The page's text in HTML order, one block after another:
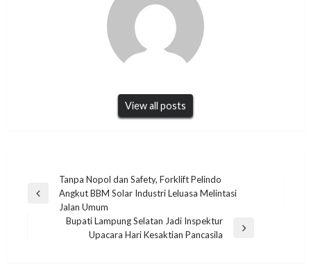
View all posts
Navigasi
pos
Previous
Tanpa Nopol dan Safety, Forklift Pelindo
Angkut BBM Solar Industri Leluasa Melintasi
Jalan Umum
Bupati Lampung Selatan Jadi Inspektur
Upacara Hari Kesaktian Pancasila
BANDAR LAMPUNG